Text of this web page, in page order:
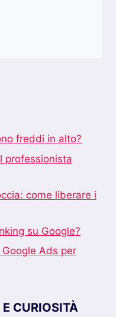
freddi in alto?
professionista
come liberare i
su Google?
Ads per
CURIOSITÀ